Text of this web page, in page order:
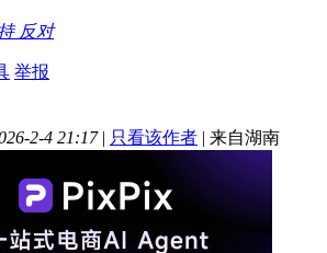
反对
举报
2-4 21:17 | 只看该作者 | 来自湖南